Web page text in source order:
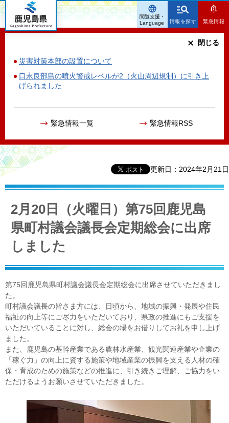
鹿児島県
情報を探す 緊急情報
災害対策本部の設置について
口永良部島の噴火警戒レベルが2（火山周辺規制）に引き上
げられました
緊急情報一覧 緊急情報RSS
閉じる
閲覧支援・
Language
更新日：2024年2月21日
2月20日（火曜日）第75回鹿児島
県町村議会議長会定期総会に出席
しました
第75回鹿児島県町村議会議長会定期総会に出席させていただきまし
た。
町村議会議長の皆さま方には、日頃から、地域の振興・発展や住民
福祉の向上等にご尽力をいただいており、県政の推進にもご支援を
いただいていることに対し、総会の場をお借りしてお礼を申し上げ
ました。
また、鹿児島の基幹産業である農林水産業、観光関連産業や企業の
「稼ぐ力」の向上に資する施策や地域産業の振興を支える人材の確
保・育成のための施策などの推進に、引き続きご理解、ご協力をい
ただけるようお願いさせていただきました。